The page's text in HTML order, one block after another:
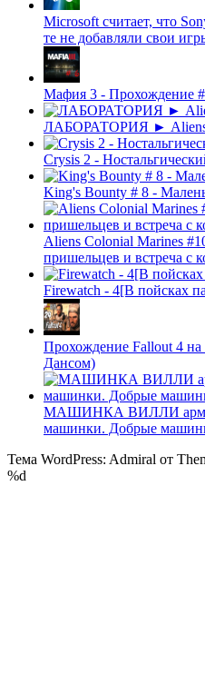
Microsoft считает, что
те не добавляли свои
Мафия 3 - Прохождение
ЛАБОРАТОРИЯ ► Aliens
Crysis 2 -
King's Bounty # 8 -
Aliens Colonial Marines
пришельцев и встреча с
Firewatch - 4[В пойсках
Прохождение Fallout 4
Дансом)
МАШИНКА ВИЛЛИ
машинки. Добрые
Тема WordPress: Admiral от
%d